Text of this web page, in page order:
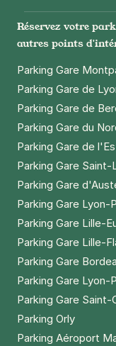
Réservez votre
autres points
Parking Gare
Parking Gare de
Parking Gare de
Parking Gare du
Parking Gare de
Parking Gare Saint-
Parking Gare
Parking Gare Lyon-
Parking Gare Lille-
Parking Gare Lille-
Parking Gare
Parking Gare Lyon-
Parking Gare Saint-
Parking Orly
Parking Aéroport